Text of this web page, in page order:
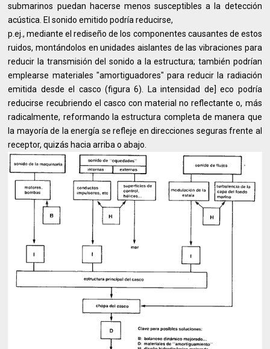
submarinos puedan hacerse menos susceptibles a la detección
acústica. El sonido emitido podría reducirse,
p.ej., mediante el rediseño de los componentes causantes de estos
ruidos, montándolos en unidades aislantes de las vibraciones para
reducir la transmisión del sonido a la estructura; también podrían
emplearse materiales "amortiguadores" para reducir la radiación
emitida desde el casco (figura 6). La intensidad de] eco podría
reducirse recubriendo el casco con material no reflectante o, más
radicalmente, reformando la estructura completa de manera que
la mayoría de la energía se refleje en direcciones seguras frente al
receptor, quizás hacia arriba o abajo.